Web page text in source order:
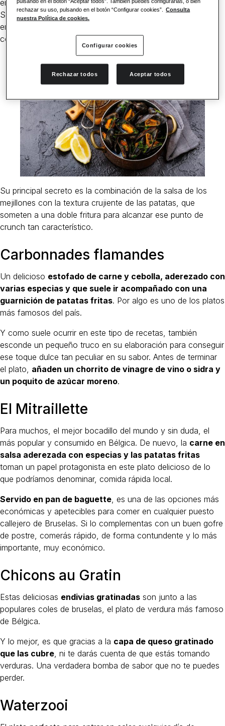
entenderás la importancia de sus famososmoules-frites
Son uno de los platos estrella en la ciudad y puedes
encontrarlos prácticamente en cualquier restaurante de
cocina local en el centro o los barrios de alrededor.
Su principal secreto es la combinación de la salsa de los
mejillones con la textura crujiente de las patatas, que
someten a una doble fritura para alcanzar ese punto de
crunch tan característico.
Carbonnades flamandes
Un delicioso estofado de carne y cebolla, aderezado con
varias especias y que suele ir acompañado con una
guarnición de patatas fritas. Por algo es uno de los platos
más famosos del país.
Y como suele ocurrir en este tipo de recetas, también
esconde un pequeño truco en su elaboración para conseguir
ese toque dulce tan peculiar en su sabor. Antes de terminar
el plato, añaden un chorrito de vinagre de vino o sidra y
un poquito de azúcar moreno.
El Mitraillette
Para muchos, el mejor bocadillo del mundo y sin duda, el
más popular y consumido en Bélgica. De nuevo, la carne en
salsa aderezada con especias y las patatas fritas
toman un papel protagonista en este plato delicioso de lo
que podríamos denominar, comida rápida local.
Servido en pan de baguette , es una de las opciones más
económicas y apetecibles para comer en cualquier puesto
callejero de Bruselas. Si lo complementas con un buen gofre
de postre, comerás rápido, de forma contundente y lo más
importante, muy económico.
Chicons au Gratin
Estas deliciosas endivias gratinadas son junto a las
populares coles de bruselas, el plato de verdura más famoso
de Bélgica.
Y lo mejor, es que gracias a la capa de queso gratinado
que las cubre , ni te darás cuenta de que estás tomando
verduras. Una verdadera bomba de sabor que no te puedes
perder.
Waterzooi
rechazar su uso, pulsando en el botón “Configurar cookies”.
Consulta
nuestra Política de cookies.
Configurar cookies
Rechazar todos Aceptar todos